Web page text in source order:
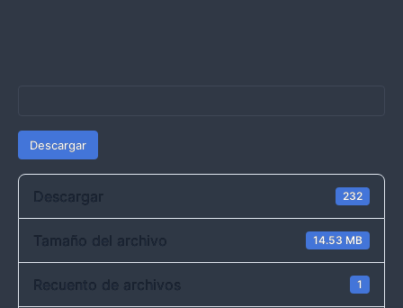
Descargar
Descargar 232
Tamaño del archivo 14.53 MB
Recuento de archivos 1